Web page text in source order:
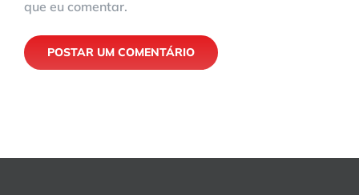
que eu comentar.